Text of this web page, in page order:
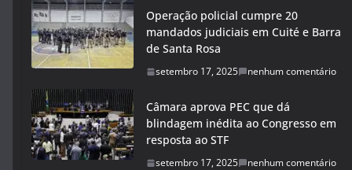
Operação policial cumpre 20
mandados judiciais em Cuité e Barra
de Santa Rosa
setembro 17, 2025 nenhum comentário
Câmara aprova PEC que dá
blindagem inédita ao Congresso em
resposta ao STF
setembro 17, 2025 nenhum comentário